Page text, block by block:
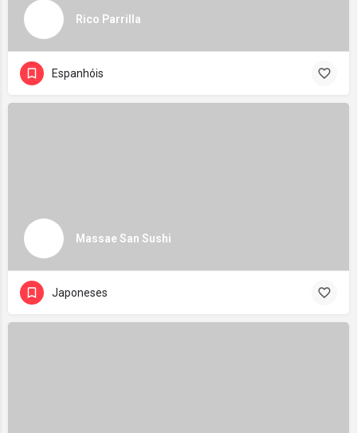
Rico Parrilla
Espanhóis
Massae San Sushi
Japoneses